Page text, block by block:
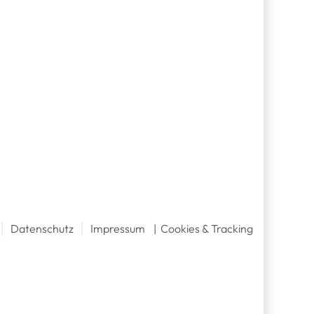
Datenschutz Impressum | Cookies & Tracking